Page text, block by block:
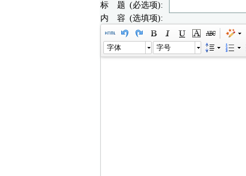
标 题 (必选项):
内 容 (选填项):
字体 字号